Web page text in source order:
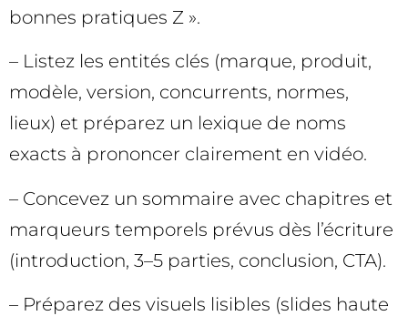
bonnes pratiques Z ».
– Listez les entités clés (marque, produit,
modèle, version, concurrents, normes,
lieux) et préparez un lexique de noms
exacts à prononcer clairement en vidéo.
– Concevez un sommaire avec chapitres et
marqueurs temporels prévus dès l’écriture
(introduction, 3–5 parties, conclusion, CTA).
– Préparez des visuels lisibles (slides haute